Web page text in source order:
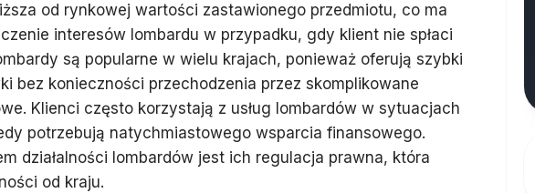
od rynkowej wartości zastawionego przedmiotu, co ma
interesów lombardu w przypadku, gdy klient nie spłaci
są popularne w wielu krajach, ponieważ oferują szybki
bez konieczności przechodzenia przez skomplikowane
Klienci często korzystają z usług lombardów w sytuacjach
potrzebują natychmiastowego wsparcia finansowego.
działalności lombardów jest ich regulacja prawna, która
od kraju.